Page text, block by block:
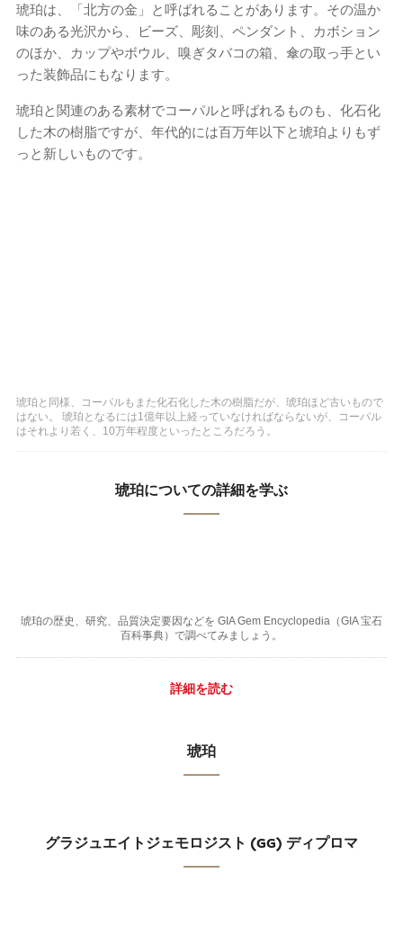
琥珀は、「北方の金」と呼ばれることがあります。その温か
味のある光沢から、ビーズ、彫刻、ペンダント、カボション
のほか、カップやボウル、嗅ぎタバコの箱、傘の取っ手とい
った装飾品にもなります。
琥珀と関連のある素材でコー​​パルと呼ばれるものも、化石化
した木の樹脂ですが、年代的には百万年以下と琥珀よりもず
っと新しいものです。
琥珀と同様、コーパルもまた化石化した木の樹脂だが、琥珀ほど古いもので
はない。 琥珀となるには1億年以上経っていなければならないが、コーパル
はそれより若く、10万年程度といったところだろう。
琥珀についての詳細を学ぶ
琥珀の歴史、研究、品質決定要因などを GIA Gem Encyclopedia（GIA 宝石
百科事典）で調べてみましょう。
詳細を読む
琥珀
グラジュエイトジェモロジスト (GG) ディプロマ